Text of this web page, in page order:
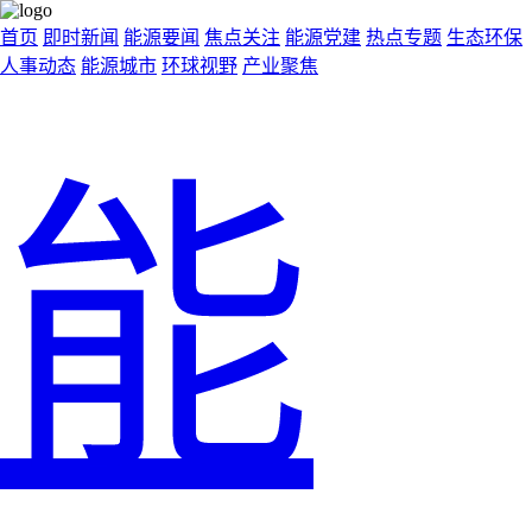
首页 即时新闻 能源要闻 焦点关注 能源党建 热点专题 生态环保
人事动态 能源城市 环球视野 产业聚焦
能